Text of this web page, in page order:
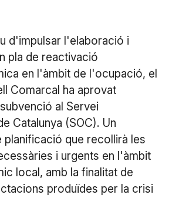
d'impulsar l'elaboració i
pla de reactivació
en l'àmbit de l'ocupació, el
Comarcal ha aprovat
al Servei
Catalunya (SOC). Un
planificació que recollirà les
i urgents en l'àmbit
local, amb la finalitat de
produïdes per la crisi